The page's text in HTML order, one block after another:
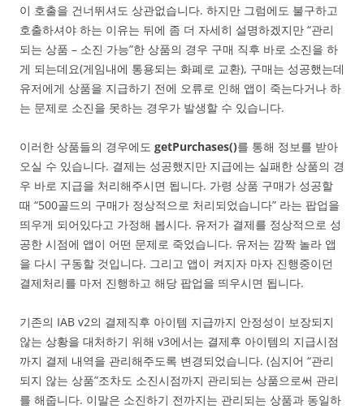
이 호출을 건너뛰셔도 상관없습니다. 하지만 그럼에도 불구하고
호출하셔야 하는 이유는 뒤에 좀 더 자세히 설명하겠지만 “관리
되는 상품 – 소진 가능”한 상품의 경우 구매 직후 바로 소진을 하
게 되는데요(게임내에 통용되는 화폐로 교환), 구매는 성공했는데
유저에게 상품을 지급하기 전에 오류로 인해 앱이 죽는다거나 하
는 문제로 소진을 못하는 경우가 발생할 수 있습니다.
이러한 상품들의 경우에도 getPurchases()를 통해 정보를 받아
오실 수 있습니다. 결제는 성공했지만 지급에는 실패한 상품의 경
우 바로 지급을 처리해주시면 됩니다. 가령 상품 구매가 성공할
때 “500골드의 구매가 정상적으로 처리되었습니다” 라는 팝업을
띄우게 되어있다고 가정해 봅시다. 유저가 결제를 정상적으로 성
공한 시점에 앱이 어떤 문제로 죽었습니다. 유저는 깜짝 놀라 앱
을 다시 구동할 것입니다. 그리고 앱이 켜지자 마자 진행중이던
결제처리를 마저 진행하고 해당 팝업을 띄우시면 됩니다.
기존의 IAB v2의 결제직후 아이템 지급까지 안정성이 보장되지
않는 상황을 대처하기 위해 v3에서는 결제후 아이템의 지급시점
까지 결제 내역을 관리해주도록 변경되었습니다. (심지어 “관리
되지 않는 상품”조차도 소진시점까지 관리되는 상품으로써 관리
를 해줍니다. 이말은 소진하기 전까지는 관리되는 상품과 동일하